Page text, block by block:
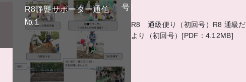
R8静聾サポーター通信
№１
号）
R8 通級便り（初回号）R8 通級だ
より（初回号）[PDF：4.12MB]